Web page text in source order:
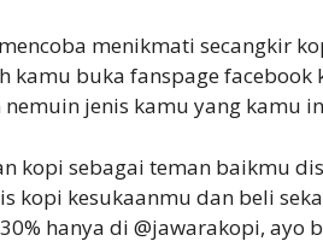
menikmati secangkir
kamu buka fanspage
jenis kamu yang kamu
kopi sebagai teman baikmu
kopi kesukaanmu dan beli
hanya di @jawarakopi,